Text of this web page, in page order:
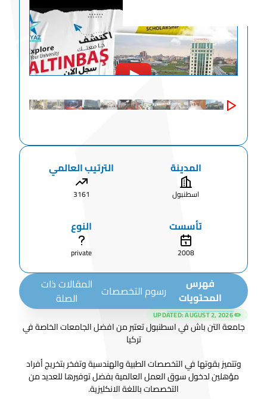
المدينة
اسطنبول
الترتيب العالمي
3161
تأسست
2008
النوع
private
فهرس
المحتويات
رسوم التخصصات المقالات ذات
الصلة
✏️ UPDATED:
AUGUST 2, 2026
جامعة التن باش في اسطنبول تعتبر من افضل الجامعات الخاصة في
تركيا
وتتميز بقوتها في التخصصات الطبية والهندسية وتفخر بتخريج أفراد
مؤهلين لدخول سوق العمل العالمية بفضل توفيرها للعديد من
التخصصات باللغة الانكليزية.